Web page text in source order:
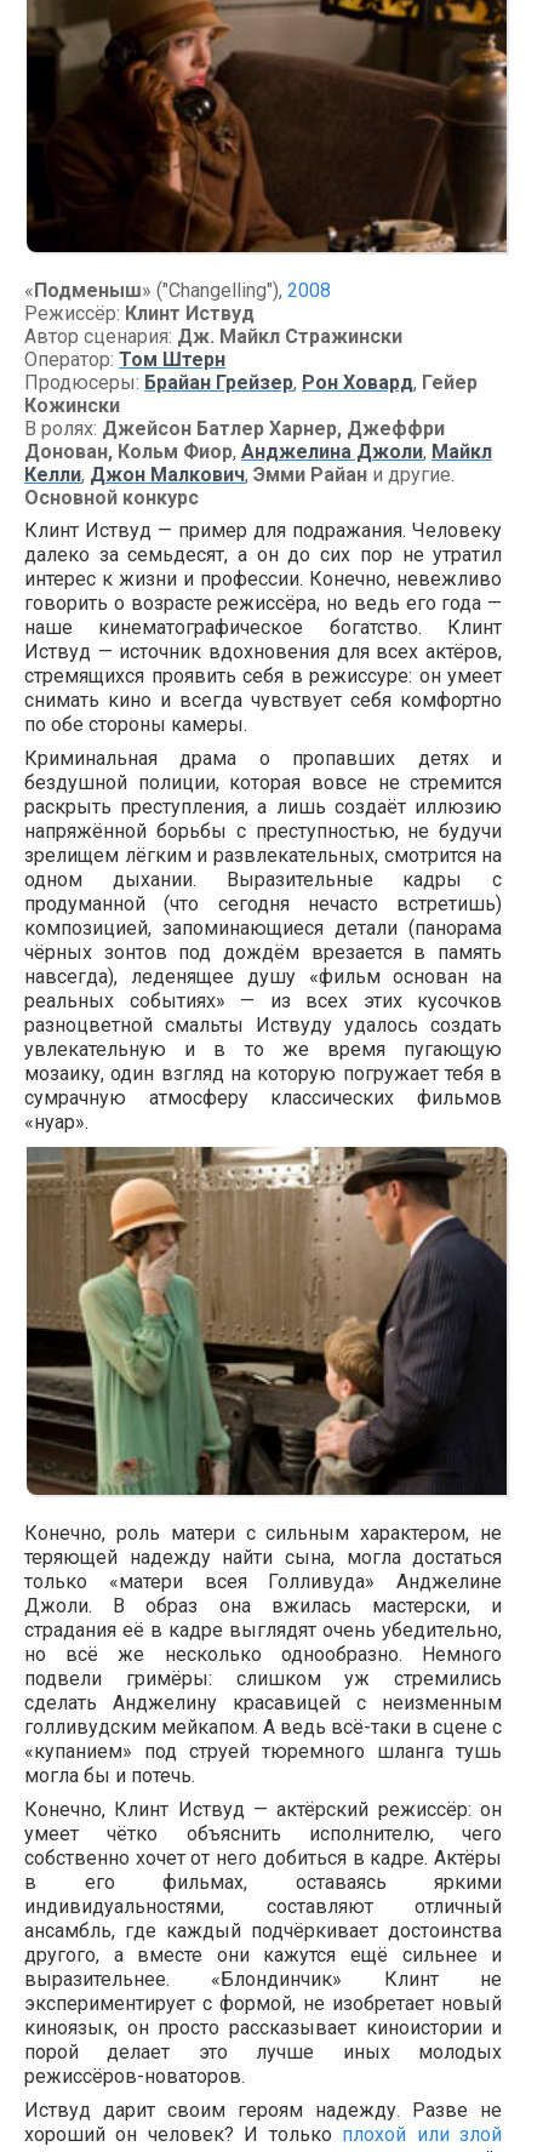
«Подменыш» ("Changelling"), 2008
Режиссёр: Клинт Иствуд
Автор сценария: Дж. Майкл Стражински
Оператор: Том Штерн
Продюсеры: Брайан Грейзер, Рон Ховард, Гейер
Кожински
В ролях: Джейсон Батлер Харнер, Джеффри
Донован, Кольм Фиор, Анджелина Джоли, Майкл
Келли, Джон Малкович, Эмми Райан и другие.
Основной конкурс
Клинт Иствуд — пример для подражания. Человеку
далеко за семьдесят, а он до сих пор не утратил
интерес к жизни и профессии. Конечно, невежливо
говорить о возрасте режиссёра, но ведь его года —
наше кинематографическое богатство. Клинт
Иствуд — источник вдохновения для всех актёров,
стремящихся проявить себя в режиссуре: он умеет
снимать кино и всегда чувствует себя комфортно
по обе стороны камеры.
Криминальная драма о пропавших детях и
бездушной полиции, которая вовсе не стремится
раскрыть преступления, а лишь создаёт иллюзию
напряжённой борьбы с преступностью, не будучи
зрелищем лёгким и развлекательных, смотрится на
одном дыхании. Выразительные кадры с
продуманной (что сегодня нечасто встретишь)
композицией, запоминающиеся детали (панорама
чёрных зонтов под дождём врезается в память
навсегда), леденящее душу «фильм основан на
реальных событиях» — из всех этих кусочков
разноцветной смальты Иствуду удалось создать
увлекательную и в то же время пугающую
мозаику, один взгляд на которую погружает тебя в
сумрачную атмосферу классических фильмов
«нуар».
Конечно, роль матери с сильным характером, не
теряющей надежду найти сына, могла достаться
только «матери всея Голливуда» Анджелине
Джоли. В образ она вжилась мастерски, и
страдания её в кадре выглядят очень убедительно,
но всё же несколько однообразно. Немного
подвели гримёры: слишком уж стремились
сделать Анджелину красавицей с неизменным
голливудским мейкапом. А ведь всё-таки в сцене с
«купанием» под струей тюремного шланга тушь
могла бы и потечь.
Конечно, Клинт Иствуд — актёрский режиссёр: он
умеет чётко объяснить исполнителю, чего
собственно хочет от него добиться в кадре. Актёры
в его фильмах, оставаясь яркими
индивидуальностями, составляют отличный
ансамбль, где каждый подчёркивает достоинства
другого, а вместе они кажутся ещё сильнее и
выразительнее. «Блондинчик» Клинт не
экспериментирует с формой, не изобретает новый
киноязык, он просто рассказывает киноистории и
порой делает это лучше иных молодых
режиссёров-новаторов.
Иствуд дарит своим героям надежду. Разве не
хороший он человек? И только плохой или злой